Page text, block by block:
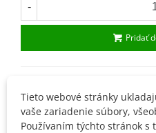
-
Pridať
Obľúbené
Tieto webové stránky
vaše zariadenie súbory,
Používaním týchto stránok s